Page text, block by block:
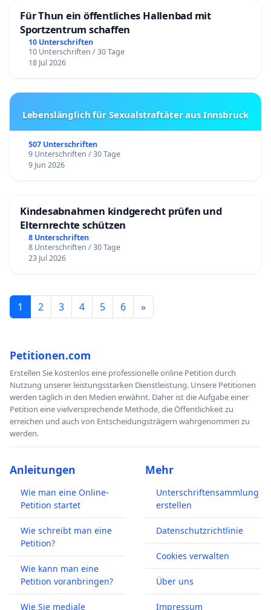
Für Thun ein öffentliches Hallenbad mit
Sportzentrum schaffen
10 Unterschriften
10 Unterschriften / 30 Tage
18 Jul 2026
Lebenslänglich für Sexualstraftäter aus Innsbruck
507 Unterschriften
9 Unterschriften / 30 Tage
9 Jun 2026
Kindesabnahmen kindgerecht prüfen und
Elternrechte schützen
8 Unterschriften
8 Unterschriften / 30 Tage
23 Jul 2026
1 2 3 4 5 6 »
Petitionen.com
Erstellen Sie kostenlos eine professionelle online Petition durch
Nutzung unserer leistungsstarken Dienstleistung. Unsere Petitionen
werden täglich in den Medien erwähnt. Daher ist die Aufgabe einer
Petition eine vielversprechende Methode, die Öffentlichkeit zu
erreichen und auch von Entscheidungsträgern wahrgenommen zu
werden.
Anleitungen
Wie man eine Online-
Petition startet
Wie schreibt man eine
Petition?
Wie kann man eine
Petition voranbringen?
Wie Sie mediale
Mehr
Unterschriftensammlung
erstellen
Datenschutzrichtlinie
Cookies verwalten
Über uns
Impressum